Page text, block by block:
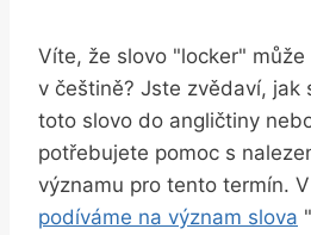
Víte, že slovo "locker"
v češtině? Jste zvědaví, jak
toto slovo do angličtiny
potřebujete pomoc s
významu pro tento termín. V
podíváme na význam slova